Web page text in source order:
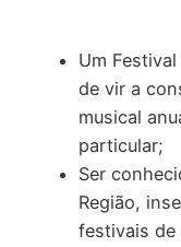
Um
de vir a
musical
particular;
Ser
Região,
festivais de